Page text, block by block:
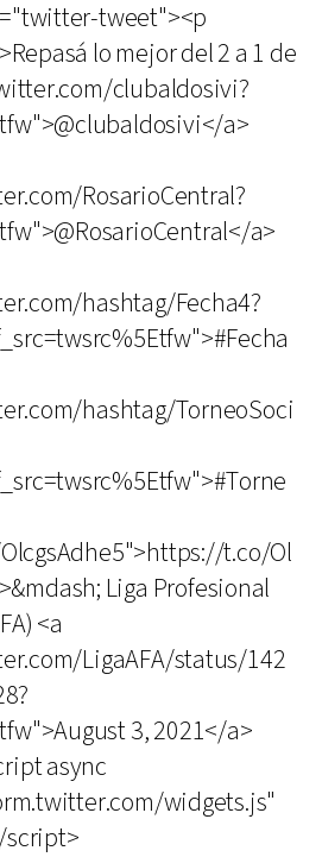
tweet"><p
lo mejor del 2 a 1 de
clubaldosivi?
a>
RosarioCentral?
a>
hashtag/Fecha4?
hashtag/TorneoSoci
t.co/Ol
Liga Profesional
<a
LigaAFA/status/142
3, 2021</a>
async
widgets.js"